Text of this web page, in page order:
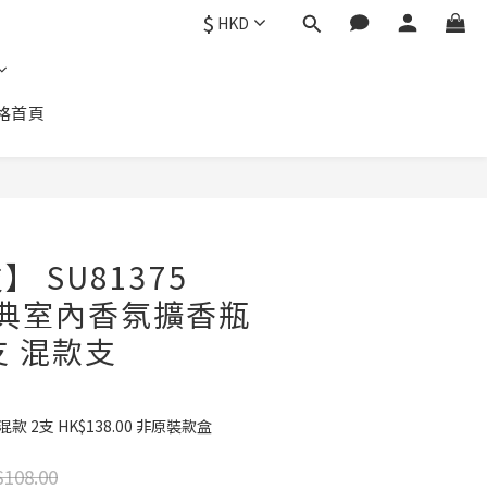
$ HKD
首頁
SU81375
室內香氛擴香瓶
混款支
款 2支 HK$138.00 非原裝款盒